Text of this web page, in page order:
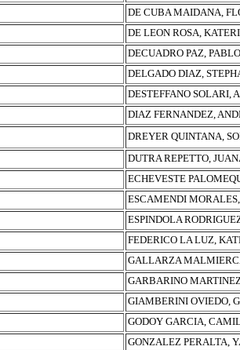
DE CUBA MAIDANA,
DE LEON ROSA,
DECUADRO PAZ,
DELGADO DIAZ,
DESTEFFANO SOLARI,
DIAZ FERNANDEZ,
DREYER QUINTANA,
DUTRA REPETTO,
ECHEVESTE
ESCAMENDI
ESPINDOLA
FEDERICO LA LUZ,
GALLARZA
GARBARINO
GIAMBERINI OVIEDO,
GODOY GARCIA,
GONZALEZ PERALTA,